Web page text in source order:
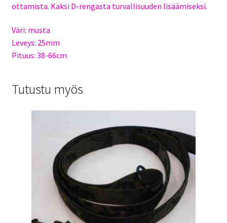
ottamista. Kaksi D-rengasta turvallisuuden lisäämiseksi.
Väri: musta
Leveys: 25mm
Pituus: 38-66cm
Tutustu myös